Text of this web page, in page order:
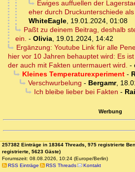
Ewiges auffuellen der
eher durch Druckunterschiede
WhiteEagle, 19.01.2024, 01:08
Paßt zu deinem Beitrag, deshalb
ein. - Olivia, 19.01.2024, 14:42
Ergänzung: Youtube Link für alle
hier vor 10 Jahren behauptet wird: Es
der auch mit Fakten untermauert wird. -
Kleines Temperaturexperiment-
Verschwurbelung - Bergamr,
Ich bleibe lieber bei Fakten -
Werbung
257382 Einträge in 18364 Threads, 975 registrierte
registrierte, 5623 Gäste)
Forumszeit: 08.08.2026, 10:24 (Europe/Berlin)
RSS Einträge
RSS Threads Kontakt